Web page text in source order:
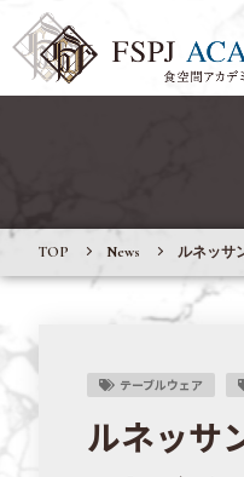
TOP News ルネッサ
テーブルウェア
ルネッサ